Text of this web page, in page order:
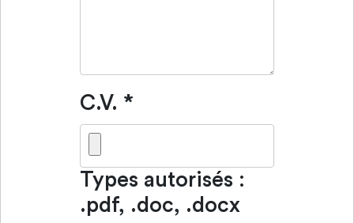
C.V. *
Types autorisés :
.pdf, .doc, .docx